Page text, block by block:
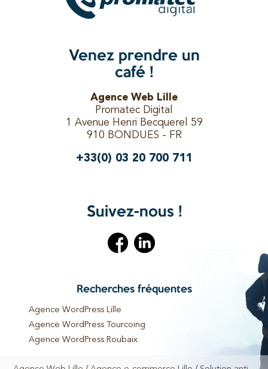
Venez prendre un
café !
Agence Web Lille
Promatec Digital
1 Avenue Henri Becquerel 59
910 BONDUES - FR
+33(0) 03 20 700 711
Suivez-nous !
Recherches fréquentes
Agence WordPress Lille
Agence WordPress Tourcoing
Agence WordPress Roubaix